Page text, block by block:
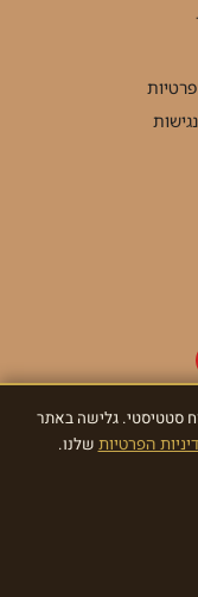
סטטיסטי. גלישה באתר
הפרטיותשלנו.